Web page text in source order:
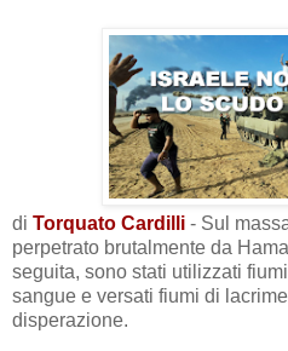
di Torquato Cardilli - Sul
perpetrato brutalmente da
seguita, sono stati utilizzati
sangue e versati fiumi di
disperazione.